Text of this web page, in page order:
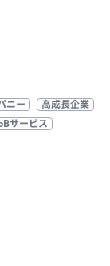
ニー
高成長企業
サービス